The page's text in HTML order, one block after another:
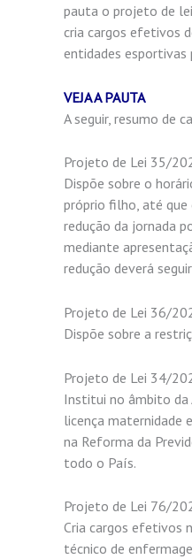
pauta o projeto de
cria cargos efetivos
entidades esportivas
VEJA A PAUTA
A seguir, resumo de
Projeto de Lei 35/
Dispõe sobre o
próprio filho, até que
redução da jornada
mediante
redução deverá
Projeto de Lei 36/
Dispõe sobre a
Projeto de Lei 34/
Institui no âmbito
licença maternidade
na Reforma da
todo o País.
Projeto de Lei 76/
Cria cargos efetivos
técnico de